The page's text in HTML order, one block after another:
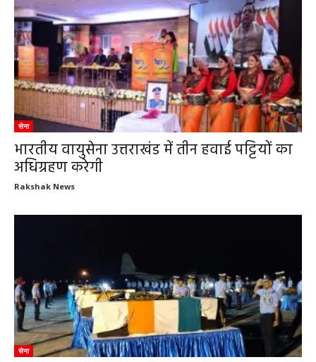
सेना
भारतीय वायुसेना उत्तराखंड में तीन हवाई पट्टियों का
अधिग्रहण करेगी
Rakshak News
सेना